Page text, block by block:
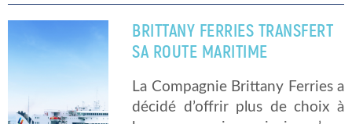
BRITTANY FERRIES TRANSFERT
SA ROUTE MARITIME
La Compagnie Brittany Ferries a
décidé d’offrir plus de choix à